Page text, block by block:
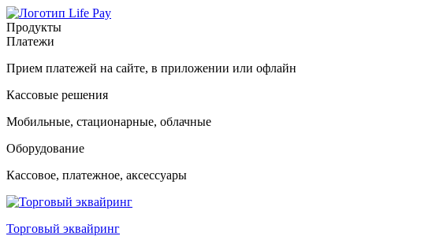
Продукты
Платежи
Прием платежей на сайте, в приложении или офлайн
Кассовые решения
Мобильные, стационарные, облачные
Оборудование
Кассовое, платежное, аксессуары
Торговый эквайринг